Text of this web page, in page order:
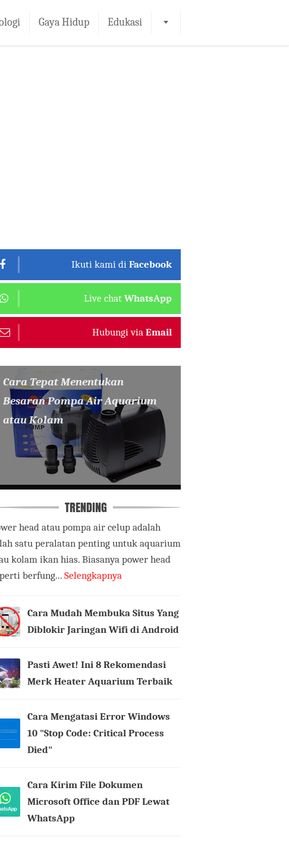
Gaya Hidup Edukasi
Ikuti kami di Facebook
Live chat WhatsApp
Hubungi via Email
Cara Tepat Menentukan
Besaran Pompa Air Aquarium
atau Kolam
TRENDING
head atau pompa air celup adalah
satu peralatan penting untuk aquarium
kolam ikan hias. Biasanya power head
berfung... Selengkapnya
Cara Mudah Membuka Situs Yang
Diblokir Jaringan Wifi di Android
Pasti Awet! Ini 8 Rekomendasi
Merk Heater Aquarium Terbaik
Cara Mengatasi Error Windows
10 "Stop Code: Critical Process
Died"
Cara Kirim File Dokumen
Microsoft Office dan PDF Lewat
WhatsApp